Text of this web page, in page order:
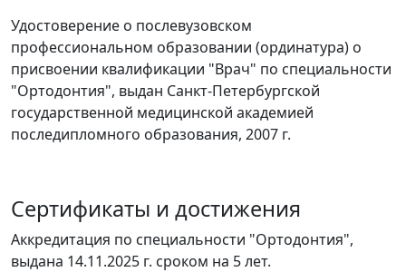
Удостоверение о послевузовском
профессиональном образовании (ординатура) о
присвоении квалификации "Врач" по специальности
"Ортодонтия", выдан Санкт-Петербургской
государственной медицинской академией
последипломного образования, 2007 г.
Сертификаты и достижения
Аккредитация по специальности "Ортодонтия",
выдана 14.11.2025 г. сроком на 5 лет.